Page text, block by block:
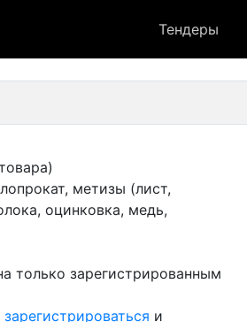
Тендеры
метизы (лист,
оцинковка, медь,
только зарегистрированным
зарегистрироваться и